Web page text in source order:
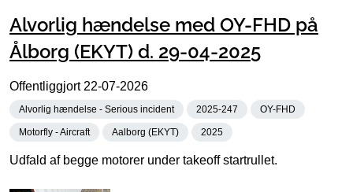
Alvorlig hændelse med OY-FHD på
Ålborg (EKYT) d. 29-04-2025
Offentliggjort 22-07-2026
Alvorlig hændelse - Serious incident 2025-247 OY-FHD
Motorfly - Aircraft Aalborg (EKYT) 2025
Udfald af begge motorer under takeoff startrullet.